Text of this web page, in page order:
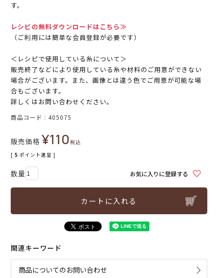
す。
レシピの無料ダウンロードはこちら≫
（ご利用には簡単な会員登録が必要です）
＜レシピで使用している糸について＞
販売終了などにより使用している糸や材料のご用意ができない
場合がございます。また、画像とは違う色でご用意が可能な場
合もございます。
詳しくはお問い合わせください。
商品コード 405075
販売価格 ¥110税込
[ 5 ポイント進呈 ]
お気に入りに登録する
カートに入れる
関連キーワード
商品についてのお問い合わせ